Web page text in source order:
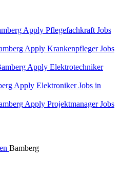
Apply Pflegefachkraft Jobs
Apply Krankenpfleger Jobs
Apply Elektrotechniker
Apply Elektroniker Jobs in
Apply Projektmanager Jobs
Bamberg